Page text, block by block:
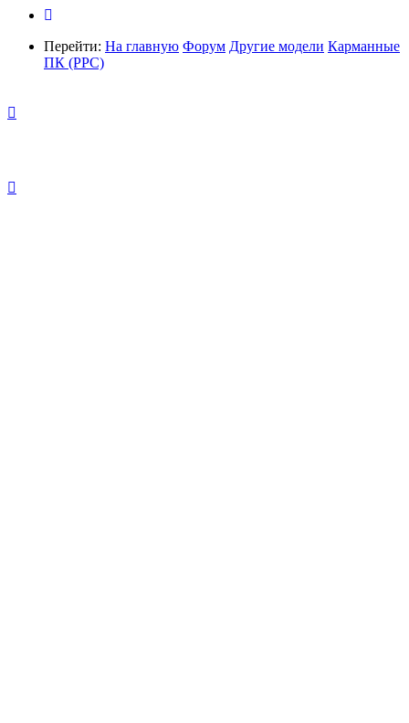
Перейти: На главную Форум Другие модели Карманные
ПК (PPC)